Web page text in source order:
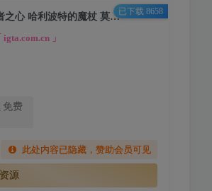
GTA5 全版本 25把武器 真实武器声音 火麒麟王者之心 哈利波特的魔杖 莫辛纳甘步枪 武器包 覆盖版【5.26GB】
」
免费
此处内容已隐藏，赞助会员可见
源
已下载 8658